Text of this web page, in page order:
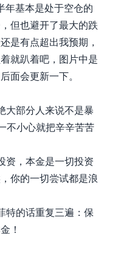
年基本是处于空仓的
但也避开了最大的跌
是有点超出我预期，
就趴着吧，图片中是
面会更新一下。
大部分人来说不是暴
不小心就把辛辛苦苦
资，本金是一切投资
你的一切尝试都是浪
特的话重复三遍：保
！